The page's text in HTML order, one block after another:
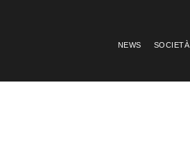
NEWS SOCIETÀ